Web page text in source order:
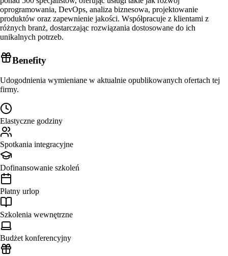
oprogramowania, DevOps, analiza biznesowa, projektowanie
produktów oraz zapewnienie jakości. Współpracuje z klientami z
różnych branż, dostarczając rozwiązania dostosowane do ich
unikalnych potrzeb.
Benefity
Udogodnienia wymieniane w aktualnie opublikowanych ofertach tej
firmy.
Elastyczne godziny
Spotkania integracyjne
Dofinansowanie szkoleń
Płatny urlop
Szkolenia wewnętrzne
Budżet konferencyjny